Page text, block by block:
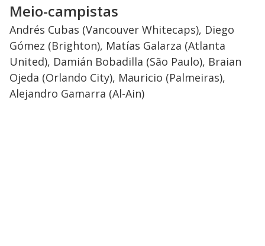
Meio-campistas
Andrés Cubas (Vancouver Whitecaps), Diego
Gómez (Brighton), Matías Galarza (Atlanta
United), Damián Bobadilla (São Paulo), Braian
Ojeda (Orlando City), Mauricio (Palmeiras),
Alejandro Gamarra (Al-Ain)